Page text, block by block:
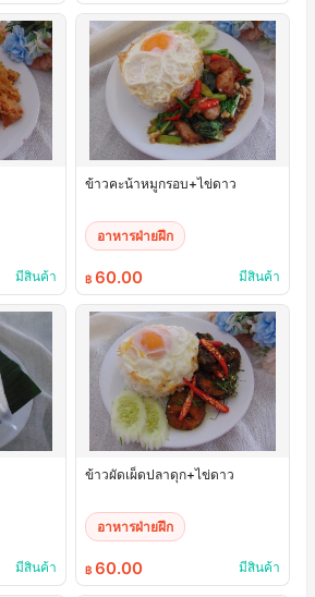
มีสินค้า
ข้าวคะน้าหมูกรอบ+ไข่ดาว
อาหารฝ่ายฝึก
฿ 60.00 มีสินค้า
มีสินค้า
ข้าวผัดเผ็ดปลาดุก+ไข่ดาว
อาหารฝ่ายฝึก
฿ 60.00 มีสินค้า